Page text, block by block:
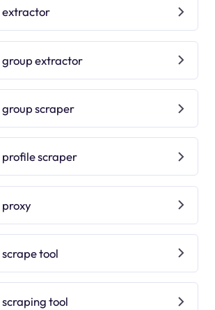
extractor
extractor
scraper
scraper
tool
tool